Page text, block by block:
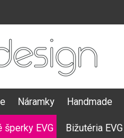
Náramky Handmade
šperky EVG Bižutéria EVG